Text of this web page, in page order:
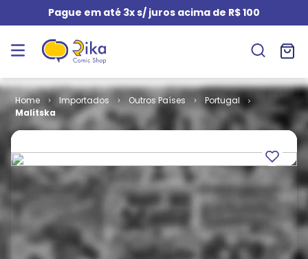
Pague em até 3x s/ juros acima de R$ 100
Importados Outros Países
Portugal
Malitska